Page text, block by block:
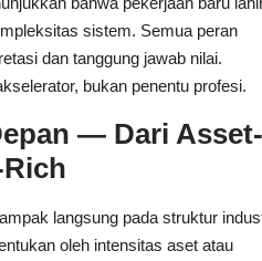
sistem. Semua peran
dan tanggung jawab nilai.
bukan penentu profesi.
— Dari Asset-
langsung pada struktur
oleh intensitas aset atau